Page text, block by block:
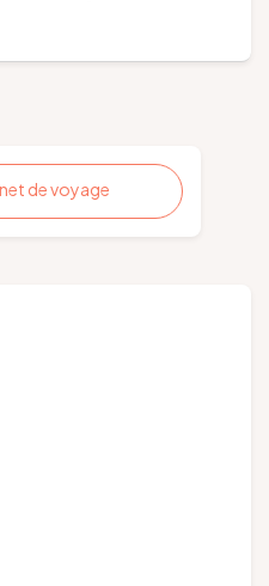
de voyage